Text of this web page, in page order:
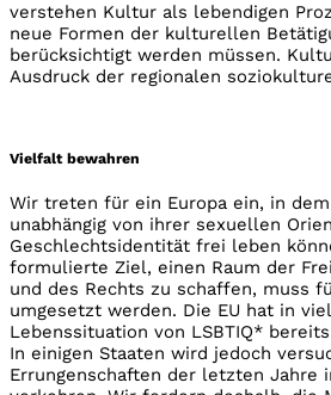
verstehen Kultur als lebendigen
neue Formen der kulturellen
berücksichtigt werden müssen.
Ausdruck der regionalen
Vielfalt bewahren
Wir treten für ein Europa ein, in
unabhängig von ihrer sexuellen
Geschlechtsidentität frei leben
formulierte Ziel, einen Raum der
und des Rechts zu schaffen, muss
umgesetzt werden. Die EU hat in
Lebenssituation von LSBTIQ*
In einigen Staaten wird jedoch
Errungenschaften der letzten Jahre